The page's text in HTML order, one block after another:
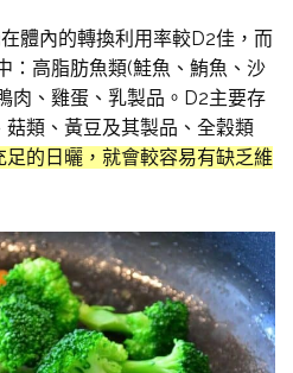
體內的轉換利用率較D2佳，而
：高脂肪魚類(鮭魚、鮪魚、沙
肉、雞蛋、乳製品。D2主要存
類、黃豆及其製品、全穀類
的日曬，就會較容易有缺乏維